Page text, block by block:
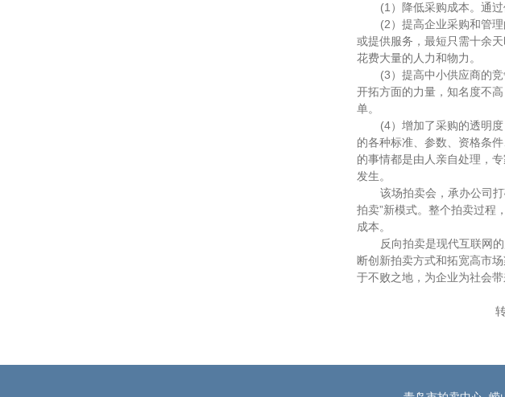
(1）降低采购成本。通
(2）提高企业采购和管
或提供服务，最短只需十余
花费大量的人力和物力。
(3）提高中小供应商的
开拓方面的力量，知名度不
单。
(4）增加了采购的透明
的各种标准、参数、资格条
的事情都是由人亲自处理，
发生。
该场拍卖会，承办公司
拍卖”新模式。整个拍卖过程
成本。
反向拍卖是现代互联网
断创新拍卖方式和拓宽高市
于不败之地，为企业为社会带
转载自：中国拍卖行